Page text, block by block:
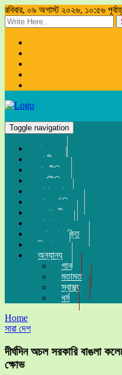
রবিবার, ০৯ অগাস্ট ২০২৬, ১০:৫৬
Toggle navigation
প্রচ্ছদ
জাতীয়
রাজনীতি
অর্থনীতি
সারা দেশ
আন্তর্জাতিক
সম্পাদকীয়
খেলা-ধুলা
তথ্য-প্রযুক্তি
বিনোদন
অন্যান্য
গান
মতামত
স্বাস্থ্য
ধর্ম
Home
সারা দেশ
দীর্ঘদিন অচল সরকারি বাঙলা
ক্ষোভ